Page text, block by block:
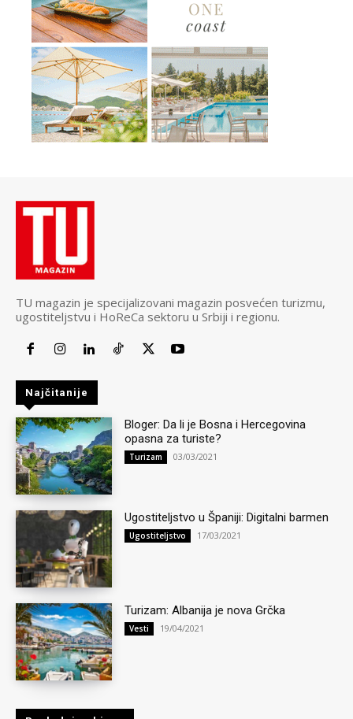
TU magazin je specijalizovani magazin posvećen turizmu,
ugostiteljstvu i HoReCa sektoru u Srbiji i regionu.
Najčitanije
Bloger: Da li je Bosna i Hercegovina
opasna za turiste?
Turizam 03/03/2021
Ugostiteljstvo u Španiji: Digitalni barmen
Ugostiteljstvo 17/03/2021
Turizam: Albanija je nova Grčka
Vesti 19/04/2021